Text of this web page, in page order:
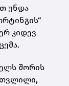
უნდა
კიდევ
შორის